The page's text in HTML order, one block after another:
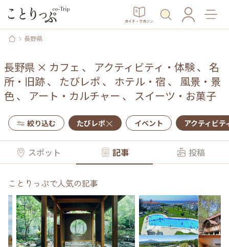
ガイド・マガジン
長野県
長野県 × カフェ 、 アクティビティ・体験、 名
所・旧跡、 たびレポ 、 ホテル・宿 、 風景・景
色、 アート・カルチャー 、 スイーツ・お菓子
絞り込む たびレポ イベント アクティビテ
スポット 記事 投稿
ことりっぷで人気の記事